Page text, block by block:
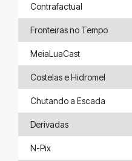
Contrafactual
Fronteiras no Tempo
MeiaLuaCast
Costelas e Hidromel
Chutando a Escada
Derivadas
N-Pix